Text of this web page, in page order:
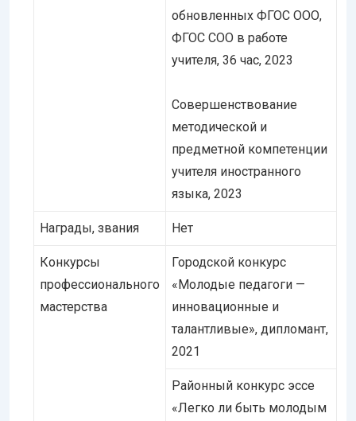
обновленных ФГОС ООО,
ФГОС СОО в работе
учителя, 36 час, 2023
Совершенствование
методической и
предметной компетенции
учителя иностранного
языка, 2023
Награды, звания Нет
Конкурсы
профессионального
мастерства
Городской конкурс
«Молодые педагоги —
инновационные и
талантливые», дипломант,
2021
Районный конкурс эссе
«Легко ли быть молодым